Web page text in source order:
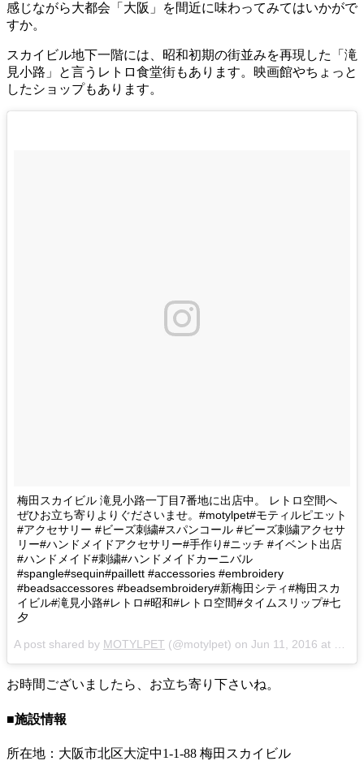
感じながら大都会「大阪」を間近に味わってみてはいかがで
すか。
スカイビル地下一階には、昭和初期の街並みを再現した「滝
見小路」と言うレトロ食堂街もあります。映画館やちょっと
したショップもあります。
梅田スカイビル 滝見小路一丁目7番地に出店中。 レトロ空間へ
ぜひお立ち寄りよりぐださいませ。#motylpet#モティルピエット
#アクセサリー #ビーズ刺繍#スパンコール #ビーズ刺繍アクセサ
リー#ハンドメイドアクセサリー#手作り#ニッチ #イベント出店
#ハンドメイド#刺繍#ハンドメイドカーニバル
#spangle#sequin#paillett #accessories #embroidery
#beadsaccessores #beadsembroidery#新梅田シティ#梅田スカ
イビル#滝見小路#レトロ#昭和#レトロ空間#タイムスリップ#七
夕
A post shared by MOTYLPET (@motylpet) on Jun 11, 2016 at 8:03pm PDT
お時間ございましたら、お立ち寄り下さいね。
■施設情報
所在地：大阪市北区大淀中1-1-88 梅田スカイビル